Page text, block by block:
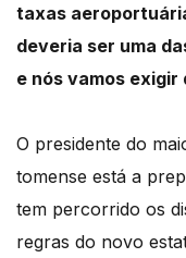
taxas
deveria ser uma
e nós vamos exigir
O presidente do
tomense está a
tem percorrido os
regras do novo